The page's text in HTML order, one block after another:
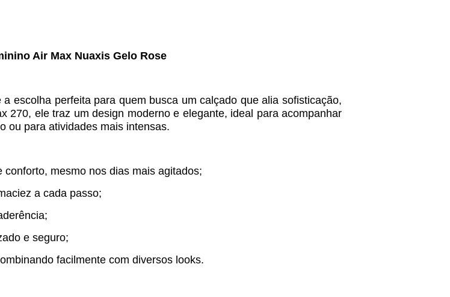
Air Max Nuaxis Gelo Rose
escolha perfeita para quem busca um calçado que alia sofisticação,
270, ele traz um design moderno e elegante, ideal para acompanhar
ou para atividades mais intensas.
mesmo nos dias mais agitados;
a cada passo;
e seguro;
facilmente com diversos looks.